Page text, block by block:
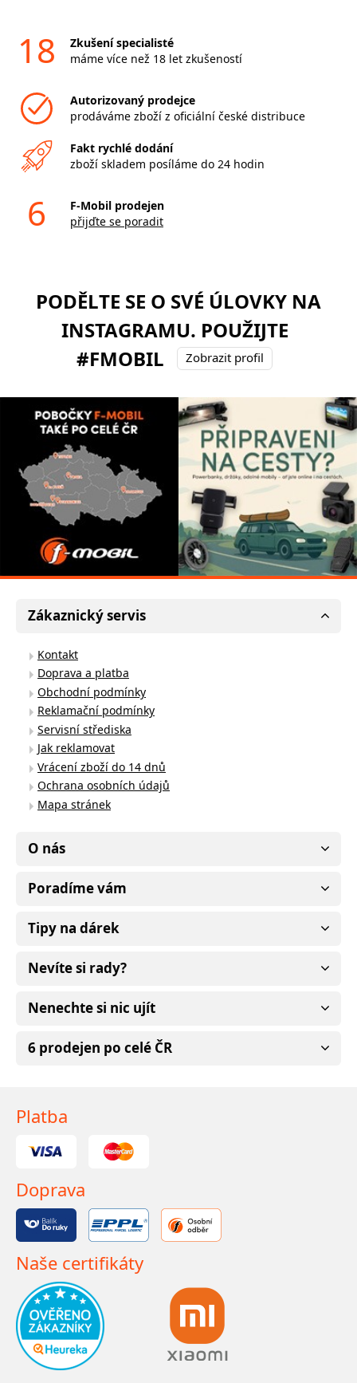
18
Zkušení specialisté
máme více než 18 let zkušeností
Autorizovaný prodejce
prodáváme zboží z oficiální české distribuce
Fakt rychlé dodání
zboží skladem posíláme do 24 hodin
6
F-Mobil prodejen
přijďte se poradit
PODĚLTE SE O SVÉ ÚLOVKY NA
INSTAGRAMU. POUŽIJTE
#FMOBIL
Zobrazit profil
Zákaznický servis
Kontakt
Doprava a platba
Obchodní podmínky
Reklamační podmínky
Servisní střediska
Jak reklamovat
Vrácení zboží do 14 dnů
Ochrana osobních údajů
Mapa stránek
O nás
Poradíme vám
Tipy na dárek
Nevíte si rady?
Nenechte si nic ujít
6 prodejen po celé ČR
Platba
Doprava
Naše certifikáty